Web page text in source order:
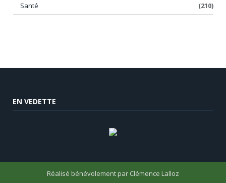
Santé
(210)
EN VEDETTE
Réalisé bénévolement par Clémence Lalloz